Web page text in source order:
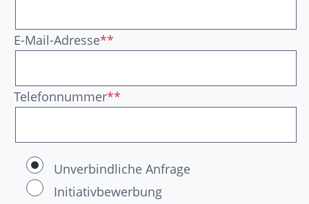
E-Mail-Adresse**
Telefonnummer**
Unverbindliche Anfrage
Initiativbewerbung